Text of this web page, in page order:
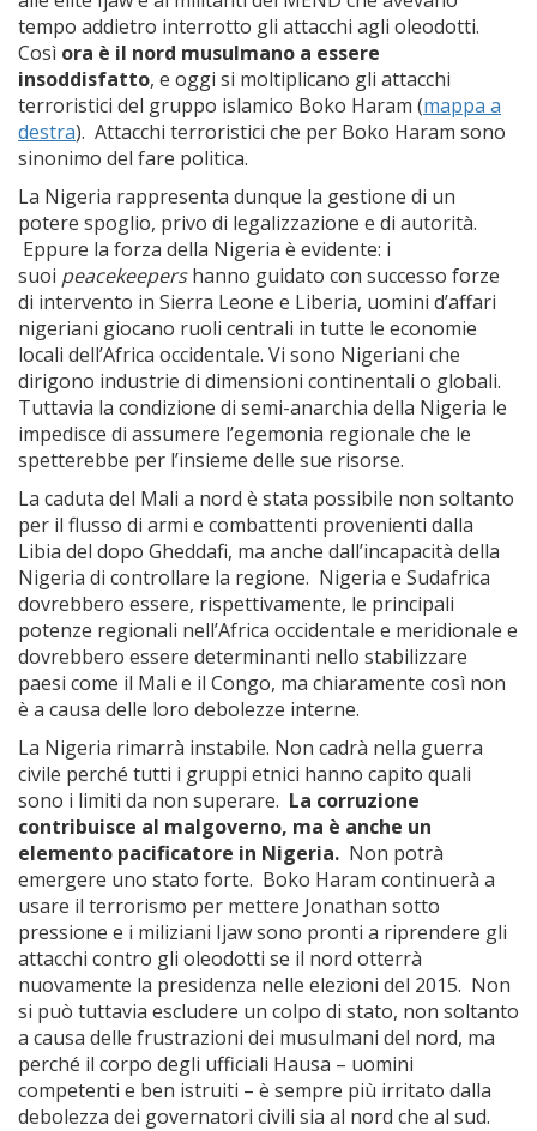
tempo addietro interrotto gli attacchi agli oleodotti.
Così ora è il nord musulmano a essere
insoddisfatto, e oggi si moltiplicano gli attacchi
terroristici del gruppo islamico Boko Haram (mappa a
destra). Attacchi terroristici che per Boko Haram sono
sinonimo del fare politica.
La Nigeria rappresenta dunque la gestione di un
potere spoglio, privo di legalizzazione e di autorità.
Eppure la forza della Nigeria è evidente: i
suoi peacekeepershanno guidato con successo forze
di intervento in Sierra Leone e Liberia, uomini d’affari
nigeriani giocano ruoli centrali in tutte le economie
locali dell’Africa occidentale. Vi sono Nigeriani che
dirigono industrie di dimensioni continentali o globali.
Tuttavia la condizione di semi-anarchia della Nigeria le
impedisce di assumere l’egemonia regionale che le
spetterebbe per l’insieme delle sue risorse.
La caduta del Mali a nord è stata possibile non soltanto
per il flusso di armi e combattenti provenienti dalla
Libia del dopo Gheddafi, ma anche dall’incapacità della
Nigeria di controllare la regione. Nigeria e Sudafrica
dovrebbero essere, rispettivamente, le principali
potenze regionali nell’Africa occidentale e meridionale e
dovrebbero essere determinanti nello stabilizzare
paesi come il Mali e il Congo, ma chiaramente così non
è a causa delle loro debolezze interne.
La Nigeria rimarrà instabile. Non cadrà nella guerra
civile perché tutti i gruppi etnici hanno capito quali
sono i limiti da non superare. La corruzione
contribuisce al malgoverno, ma è anche un
elemento pacificatore in Nigeria. Non potrà
emergere uno stato forte. Boko Haram continuerà a
usare il terrorismo per mettere Jonathan sotto
pressione e i miliziani Ijaw sono pronti a riprendere gli
attacchi contro gli oleodotti se il nord otterrà
nuovamente la presidenza nelle elezioni del 2015. Non
si può tuttavia escludere un colpo di stato, non soltanto
a causa delle frustrazioni dei musulmani del nord, ma
perché il corpo degli ufficiali Hausa – uomini
competenti e ben istruiti – è sempre più irritato dalla
debolezza dei governatori civili sia al nord che al sud.